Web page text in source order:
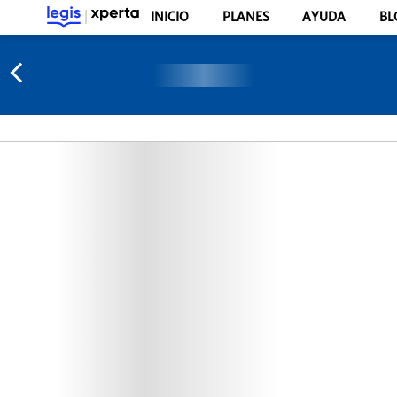
INICIO PLANES AYUDA